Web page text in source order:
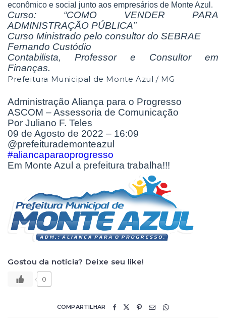
econômico e social junto aos empresários de Monte Azul.
Curso: “COMO VENDER PARA
ADMINISTRAÇÃO PÚBLICA”
Curso Ministrado pelo consultor do SEBRAE
Fernando Custódio
Contabilista, Professor e Consultor em
Finanças.
Prefeitura Municipal de Monte Azul / MG
Administração Aliança para o Progresso
ASCOM – Assessoria de Comunicação
Por Juliano F. Teles
09 de Agosto de 2022 – 16:09
@prefeiturademonteazul
#aliancaparaoprogresso
Em Monte Azul a prefeitura trabalha!!!
Gostou da notícia? Deixe seu like!
0
COMPARTILHAR